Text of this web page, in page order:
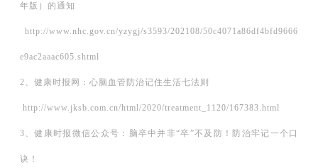
年版）的通知
http://www.nhc.gov.cn/yzygj/s3593/202108/50c4071a86df4bfd9666
e9ac2aaac605.shtml
2、健康时报网：心脑血管防治记住生活七法则
http://www.jksb.com.cn/html/2020/treatment_1120/167383.html
3、健康时报微信公众号：脑卒中并非“卒”不及防！防治牢记一个口
诀！